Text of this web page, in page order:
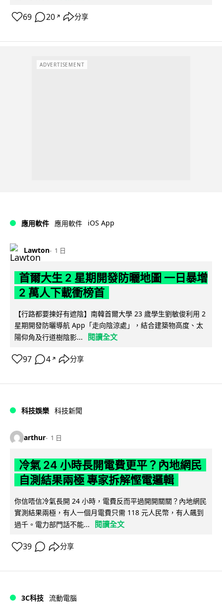
69 20 ↗ 分享
ADVERTISEMENT
應用軟件 應用軟件 iOS App
Lawton 1 日
首爾大生 2 星期開發防曬地圖 一日暴增
2 萬人下載衝榜首
【行路都要揀好有遮陰】南韓首爾大學 23 歲學生劉敏俊利用 2
星期開發防曬導航 App「走向陰涼處」，結合建築物高度、太
陽仰角及行道樹陰影...
閱讀全文
97 4 ↗ 分享
科技娛樂 科技新聞
arthur 1 日
冷氣 24 小時長開電費更平？內地網民
自測結果兩極 專家拆解慳電邏輯
你信唔信冷氣長開 24 小時，電費反而平過開開關關？內地網民
實測結果兩極，有人一個月電費只需 118 元人民幣，有人飆到
過千。電力部門話不能...
閱讀全文
39 分享
3C科技 流動電腦